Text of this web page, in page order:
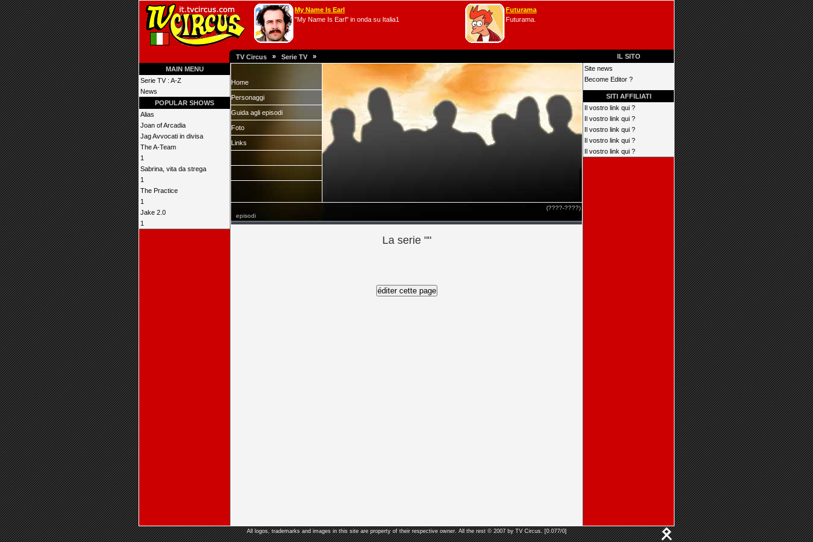
My Name Is Earl
"My Name Is Earl" in onda su Italia1
Futurama
Futurama.
TV Circus » Serie TV »
IL SITO
MAIN MENU
Serie TV : A-Z
News
POPULAR SHOWS
Alias
Joan of Arcadia
Jag Avvocati in divisa
The A-Team
1
Sabrina, vita da strega
1
The Practice
1
Jake 2.0
1
Home
Personaggi
Guida agli episodi
Foto
Links
episodi
(????-????)
La serie ""
Site news
Become Editor ?
SITI AFFILIATI
Il vostro link qui ?
Il vostro link qui ?
Il vostro link qui ?
Il vostro link qui ?
Il vostro link qui ?
All logos, trademarks and images in this site are property of their respective owner. All the rest © 2007 by TV Circus. [0.077/0]